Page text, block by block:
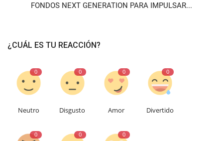
FONDOS NEXT GENERATION PARA IMPULSAR...
¿CUÁL ES TU REACCIÓN?
0
Neutro
0
Disgusto
0
Amor
0
Divertido
0 0 0